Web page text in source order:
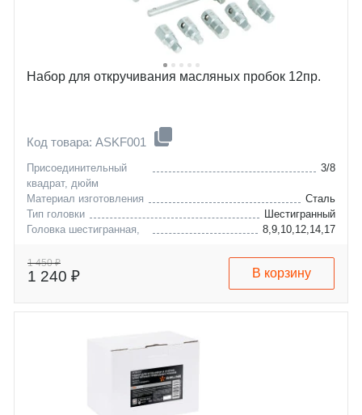
Набор для откручивания масляных пробок 12пр.
Код товара: ASKF001
Присоединительный
квадрат, дюйм
3/8
Материал изготовления
Сталь
Тип головки
Шестигранный
Головка шестигранная,
8,9,10,12,14,17
1 450 ₽
1 240 ₽ В корзину